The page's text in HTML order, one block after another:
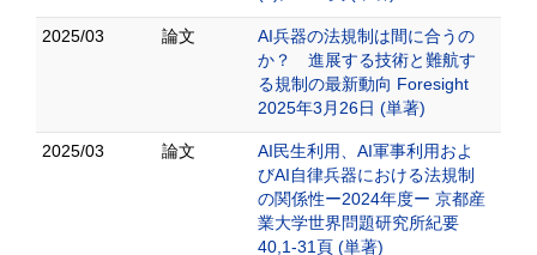
2025/03 論文
AI兵器の法規制は間に合うの
か？ 進展する技術と難航す
る規制の最新動向 Foresight
2025年3月26日 (単著)
2025/03 論文
AI民生利用、AI軍事利用およ
びAI自律兵器における法規制
の関係性ー2024年度ー 京都産
業大学世界問題研究所紀要
40,1-31頁 (単著)